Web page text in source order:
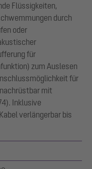
Flüssigkeiten,
durch
oder
für
zum Auslesen
für
mit
Inklusive
verlängerbar bis